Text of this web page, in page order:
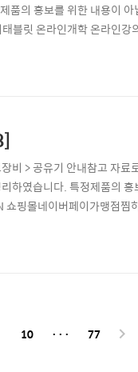
품의 홍보를 위한 내용이
릿 온라인개학 온라인
프로 4세대 12.9인치 Wi-Fi
> 공유기 안내참고 자료
하였습니다. 특정제품의
핑몰네이버페이가맹점찜
원오늘출발(평일 16시
10 ··· 77